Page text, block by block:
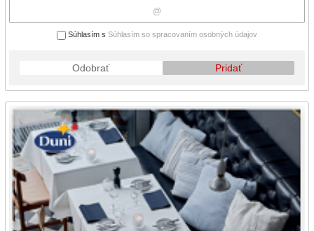
Súhlasím s Súhlasím so spracovaním osobných údajov
Odobrať Pridať